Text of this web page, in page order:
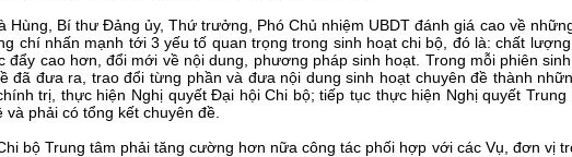
Hùng, Bí thư Đảng ủy, Thứ trưởng, Phó Chủ nhiệm UBDT đánh giá cao về
chí nhấn mạnh tới 3 yếu tố quan trọng trong sinh hoạt chi bộ, đó là: chất
đẩy cao hơn, đổi mới về nội dung, phương pháp sinh hoạt. Trong mỗi phiên
đã đưa ra, trao đổi từng phần và đưa nội dung sinh hoạt chuyên đề thành
trị, thực hiện Nghị quyết Đại hội Chi bộ; tiếp tục thực hiện Nghị quyết
phải có tổng kết chuyên đề.
bộ Trung tâm phải tăng cường hơn nữa công tác phối hợp với các Vụ, đơn vị